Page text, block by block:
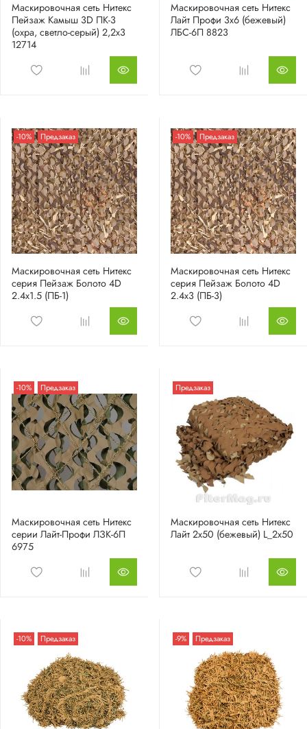
Маскировочная сеть Нитекс
Пейзаж Камыш 3D ПК-3
(охра, светло-серый) 2,2х3
12714
Маскировочная сеть Нитекс
Лайт Профи 3x6 (бежевый)
ЛБС-6П 8823
-10% Предзаказ
Маскировочная сеть Нитекс
серия Пейзаж Болото 4D
2.4х1.5 (ПБ-1)
-10% Предзаказ
Маскировочная сеть Нитекс
серия Пейзаж Болото 4D
2.4х3 (ПБ-3)
-10% Предзаказ
Маскировочная сеть Нитекс
серии Лайт-Профи ЛЗК-6П
6975
Предзаказ
Маскировочная сеть Нитекс
Лайт 2х50 (бежевый) L_2x50
-10% Предзаказ -9% Предзаказ